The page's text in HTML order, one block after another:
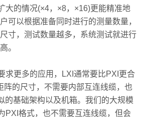
大的情况(×4，×8，×16)更能精准地
可以根据准备同时进行的测量数量，
寸，测试数量越多，系统测试就进行
。
更多的应用，LXI通常要比PXI更合
阵的尺寸，不需要内部互连线缆，也
的基础架构以及机箱。我们的大规模
PXI格式，也不需要互连线缆，但会